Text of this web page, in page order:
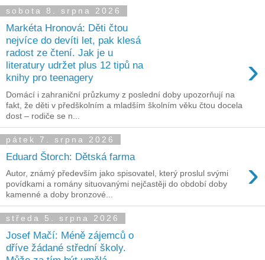
sobota 8. srpna 2026
Markéta Hronová: Děti čtou
nejvíce do devíti let, pak klesá
radost ze čtení. Jak je u
literatury udržet plus 12 tipů na
knihy pro teenagery
›
Domácí i zahraniční průzkumy z poslední doby upozorňují na
fakt, že děti v předškolním a mladším školním věku čtou docela
dost – rodiče se n...
pátek 7. srpna 2026
Eduard Štorch: Dětská farma ›
Autor, známý především jako spisovatel, který proslul svými
povídkami a romány situovanými nejčastěji do období doby
kamenné a doby bronzové...
středa 5. srpna 2026
Josef Mačí: Méně zájemců o
dříve žádané střední školy.